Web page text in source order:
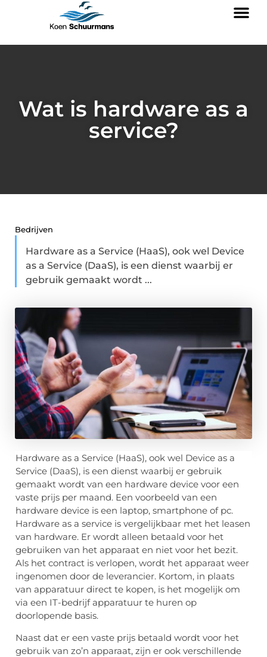
Wat is hardware as a
service?
Bedrijven
Hardware as a Service (HaaS), ook wel Device
as a Service (DaaS), is een dienst waarbij er
gebruik gemaakt wordt ...
Hardware as a Service (HaaS), ook wel Device as a
Service (DaaS), is een dienst waarbij er gebruik
gemaakt wordt van een hardware device voor een
vaste prijs per maand. Een voorbeeld van een
hardware device is een laptop, smartphone of pc.
Hardware as a service is vergelijkbaar met het leasen
van hardware. Er wordt alleen betaald voor het
gebruiken van het apparaat en niet voor het bezit.
Als het contract is verlopen, wordt het apparaat weer
ingenomen door de leverancier. Kortom, in plaats
van apparatuur direct te kopen, is het mogelijk om
via een IT-bedrijf apparatuur te huren op
doorlopende basis.
Naast dat er een vaste prijs betaald wordt voor het
gebruik van zo’n apparaat, zijn er ook verschillende